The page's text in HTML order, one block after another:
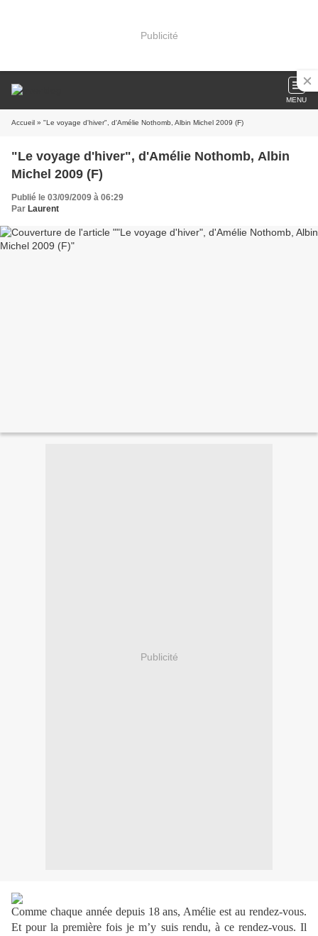
Publicité
MENU
Accueil » "Le voyage d'hiver", d'Amélie Nothomb, Albin Michel 2009 (F)
"Le voyage d'hiver", d'Amélie Nothomb, Albin
Michel 2009 (F)
Publié le 03/09/2009 à 06:29
Par Laurent
Publicité
Comme chaque année depuis 18 ans, Amélie est au rendez-vous.
Et pour la première fois je m’y suis rendu, à ce rendez-vous. Il